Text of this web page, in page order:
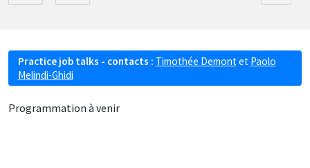
Practice job talks - contacts : Timothée Demont et Paolo
Melindi-Ghidi
Programmation à venir